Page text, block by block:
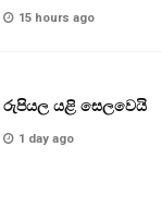
15 hours ago
රුපියල යළි සෙලවෙයි
1 day ago